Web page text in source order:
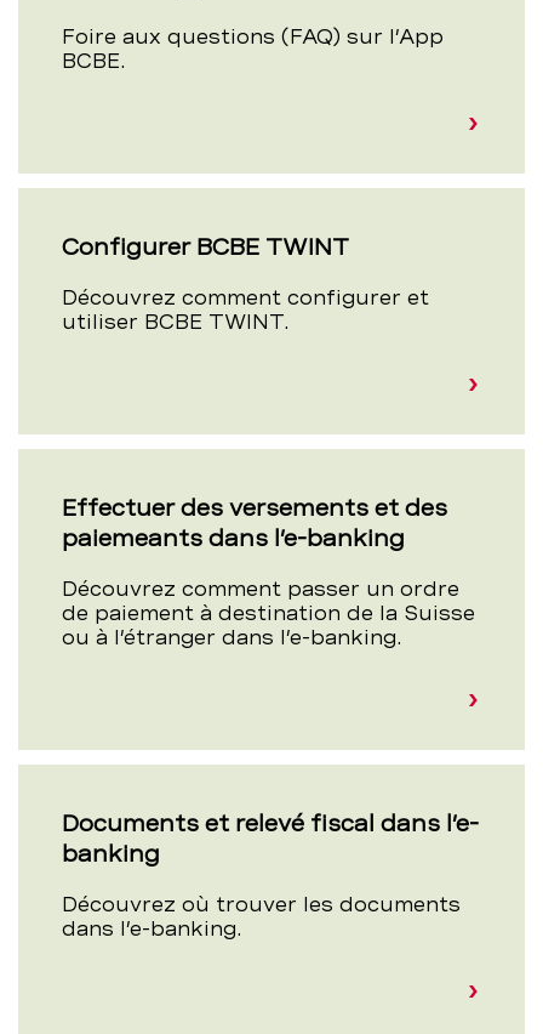
Foire aux questions (FAQ) sur l’App
BCBE.
Configurer BCBE TWINT
Découvrez comment configurer et
utiliser BCBE TWINT.
Effectuer des versements et des
paiemeants dans l’e-banking
Découvrez comment passer un ordre
de paiement à destination de la Suisse
ou à l’étranger dans l’e-banking.
Documents et relevé fiscal dans l’e-
banking
Découvrez où trouver les documents
dans l’e-banking.